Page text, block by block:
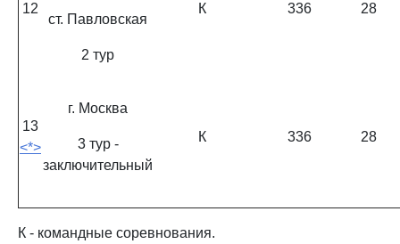
12
ст. Павловская
2 тур
К 336 28
13
<*>
г. Москва
3 тур -
заключительный
К 336 28
К - командные соревнования.